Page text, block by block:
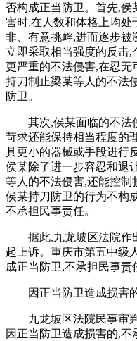
否构成正当防卫。首先,侯
害时,在人数和体格上均处
非、有意挑衅,进而逐步被
立即采取相当强度的反击
更严重的不法侵害,在忍无
持刀制止梁某等人的不法
防卫。
其次,侯某面临的不法
苛求还能保持相当程度的
具更小的器械或手段进行
侯某除了进一步容忍和退
等人的不法侵害,还能控制
侯某持刀防卫的行为不构
不承担民事责任。
据此,九龙坡区法院作
起上诉。重庆市第五中级
成正当防卫,不承担民事责
因正当防卫造成损害
九龙坡区法院民事审
因正当防卫造成损害的,